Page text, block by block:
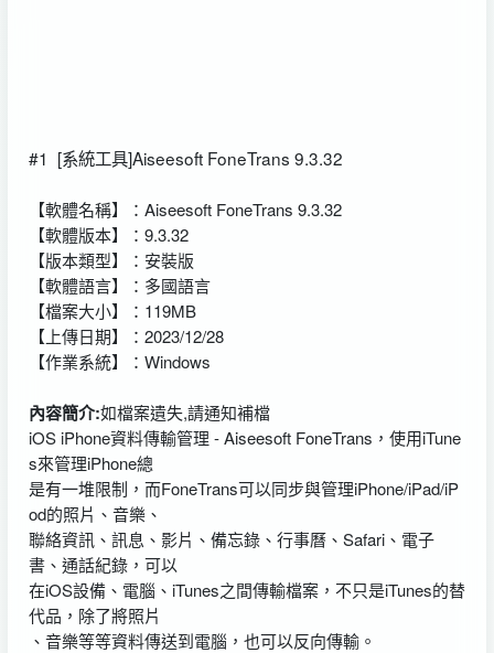
#1 [系統工具]Aiseesoft FoneTrans 9.3.32
【軟體名稱】：Aiseesoft FoneTrans 9.3.32
【軟體版本】：9.3.32
【版本類型】：安裝版
【軟體語言】：多國語言
【檔案大小】：119MB
【上傳日期】：2023/12/28
【作業系統】：Windows
內容簡介:如檔案遺失,請通知補檔
iOS iPhone資料傳輸管理 - Aiseesoft FoneTrans，使用iTune
s來管理iPhone總
是有一堆限制，而FoneTrans可以同步與管理iPhone/iPad/iP
od的照片、音樂、
聯絡資訊、訊息、影片、備忘錄、行事曆、Safari、電子
書、通話紀錄，可以
在iOS設備、電腦、iTunes之間傳輸檔案，不只是iTunes的替
代品，除了將照片
、音樂等等資料傳送到電腦，也可以反向傳輸。